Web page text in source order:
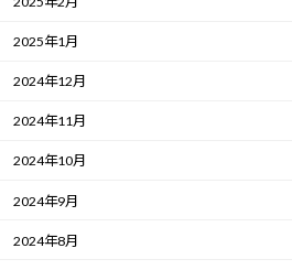
2025年1月
2024年12月
2024年11月
2024年10月
2024年9月
2024年8月